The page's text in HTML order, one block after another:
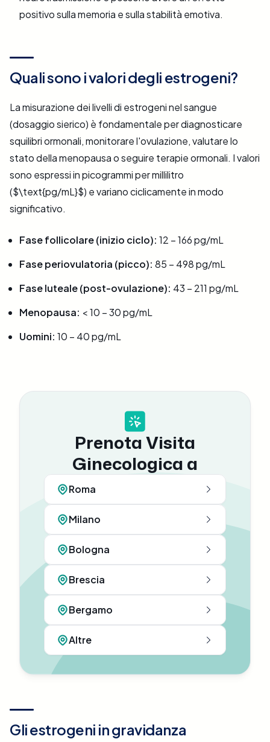
positivo sulla memoria e sulla stabilità emotiva.
Quali sono i valori degli estrogeni?
La misurazione dei livelli di estrogeni nel sangue
(dosaggio sierico) è fondamentale per diagnosticare
squilibri ormonali, monitorare l'ovulazione, valutare lo
stato della menopausa o seguire terapie ormonali. I valori
sono espressi in picogrammi per millilitro
($\text{pg/mL}$) e variano ciclicamente in modo
significativo.
Fase follicolare (inizio ciclo): 12 – 166 pg/mL
Fase periovulatoria (picco): 85 – 498 pg/mL
Fase luteale (post-ovulazione): 43 – 211 pg/mL
Menopausa: < 10 – 30 pg/mL
Uomini: 10 – 40 pg/mL
Prenota Visita
Ginecologica a
Roma
Milano
Bologna
Brescia
Bergamo
Altre
Gli estrogeni in gravidanza